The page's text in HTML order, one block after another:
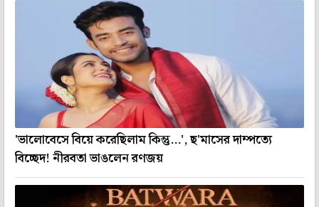
'ভালোবেসে বিয়ে করেছিলাম কিন্তু...', ছ'মাসের দাম্পত্যে
বিচ্ছেদ! নীরবতা ভাঙলেন রণজয়